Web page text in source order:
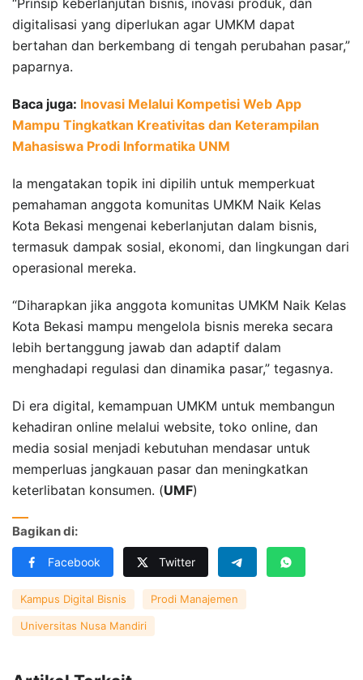
digitalisasi yang diperlukan agar UMKM dapat
bertahan dan berkembang di tengah perubahan pasar,”
paparnya.
Baca juga: Inovasi Melalui Kompetisi Web App
Mampu Tingkatkan Kreativitas dan Keterampilan
Mahasiswa Prodi Informatika UNM
Ia mengatakan topik ini dipilih untuk memperkuat
pemahaman anggota komunitas UMKM Naik Kelas
Kota Bekasi mengenai keberlanjutan dalam bisnis,
termasuk dampak sosial, ekonomi, dan lingkungan dari
operasional mereka.
“Diharapkan jika anggota komunitas UMKM Naik Kelas
Kota Bekasi mampu mengelola bisnis mereka secara
lebih bertanggung jawab dan adaptif dalam
menghadapi regulasi dan dinamika pasar,” tegasnya.
Di era digital, kemampuan UMKM untuk membangun
kehadiran online melalui website, toko online, dan
media sosial menjadi kebutuhan mendasar untuk
memperluas jangkauan pasar dan meningkatkan
keterlibatan konsumen. (UMF)
Bagikan di:
Facebook Twitter
Kampus Digital Bisnis Prodi Manajemen
Universitas Nusa Mandiri